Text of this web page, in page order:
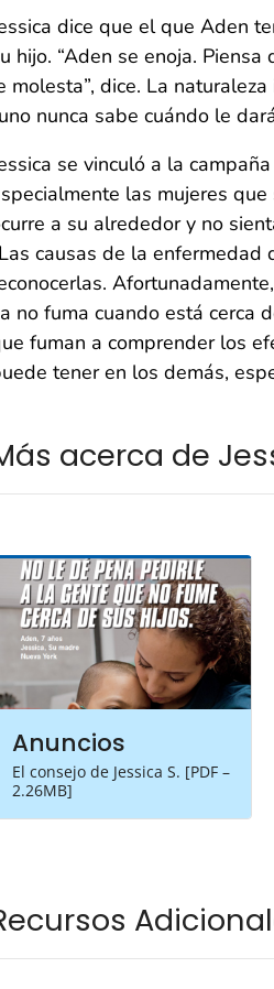
dice que el que Aden
hijo. “Aden se enoja.
molesta”, dice. La
nunca sabe cuándo le
se vinculó a la campaña
las mujeres
a su alrededor y no
causas de la
no fuma cuando está cerca
fuman a comprender los
tener en los demás,
acerca de
Anuncios
El consejo de Jessica S. [PDF –
2.26MB]